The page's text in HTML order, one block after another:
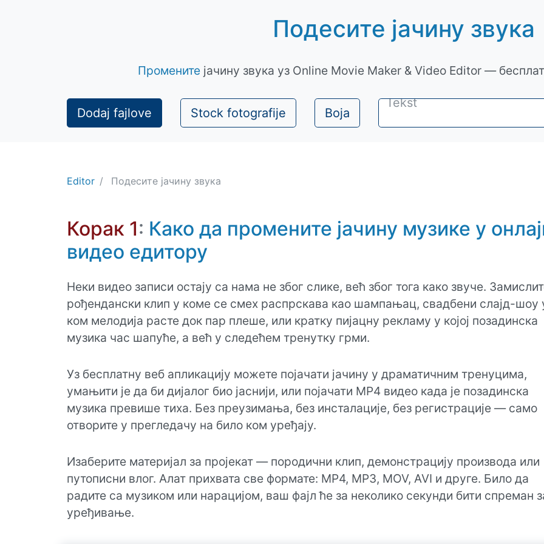
Подесите јачину звука
Промените јачину звука уз Online Movie Maker & Video Editor —
Dodaj fajlove Stock fotografije Boja
Editor
Подесите јачину звука
Корак 1: Како да промените јачину музике у
видео едитору
Неки видео записи остају са нама не због слике, већ због тога како звуче.
рођендански клип у коме се смех распрскава као шампањац, свадбени слајд-шоу
ком мелодија расте док пар плеше, или кратку пијацну рекламу у којој позадинска
музика час шапуће, а већ у следећем тренутку грми.
Уз бесплатну веб апликацију можете појачати јачину у драматичним тренуцима,
умањити је да би дијалог био јаснији, или појачати MP4 видео када је позадинска
музика превише тиха. Без преузимања, без инсталације, без регистрације — само
отворите у прегледачу на било ком уређају.
Изаберите материјал за пројекат — породични клип, демонстрацију производа или
путописни влог. Алат прихвата све формате: MP4, MP3, MOV, AVI и друге. Било да
радите са музиком или нарацијом, ваш фајл ће за неколико секунди бити спреман
уређивање.